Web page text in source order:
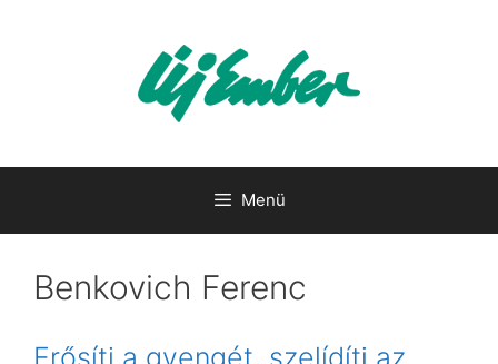
Menü
Benkovich Ferenc
Erősíti a gyengét, szelídíti az